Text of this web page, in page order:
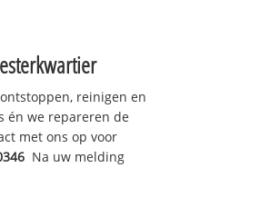
reinigen en
én we repareren de
met ons op voor
Na uw melding